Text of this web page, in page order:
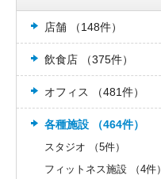
店舗 （148件）
飲食店 （375件）
オフィス （481件）
各種施設 （464件）
スタジオ （5件）
フィットネス施設 （4件）